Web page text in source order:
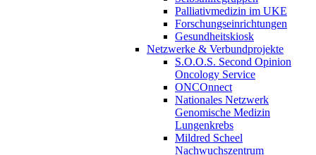
Palliativmedizin im UKE
Forschungseinrichtungen
Gesundheitskiosk
Netzwerke & Verbundprojekte
S.O.O.S. Second Opinion
Oncology Service
ONCOnnect
Nationales Netzwerk
Genomische Medizin
Lungenkrebs
Mildred Scheel
Nachwuchszentrum